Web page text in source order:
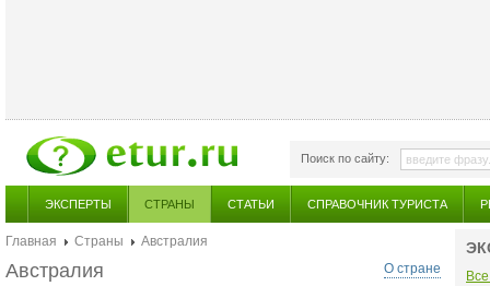
Поиск по сайту:
ЭКСПЕРТЫ СТРАНЫ СТАТЬИ СПРАВОЧНИК ТУРИСТА
Главная Страны
Австралия
О стране
Австралия